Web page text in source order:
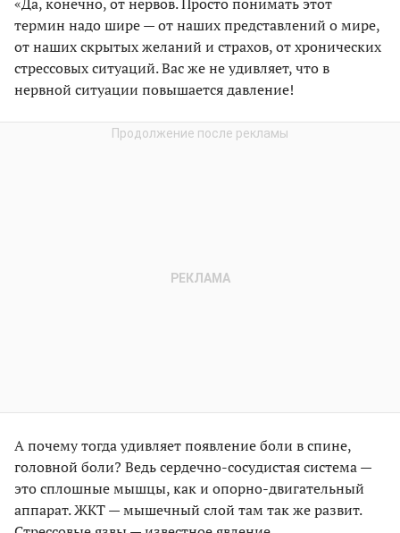
термин надо шире — от наших представлений о мире,
от наших скрытых желаний и страхов, от хронических
стрессовых ситуаций. Вас же не удивляет, что в
нервной ситуации повышается давление!
А почему тогда удивляет появление боли в спине,
головной боли? Ведь сердечно-сосудистая система —
это сплошные мышцы, как и опорно-двигательный
аппарат. ЖКТ — мышечный слой там так же развит.